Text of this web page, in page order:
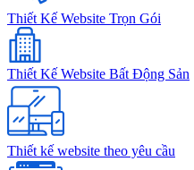
Thiết Kế Website Trọn Gói
Thiết Kế Website Bất Động Sản
Thiết kế website theo yêu cầu